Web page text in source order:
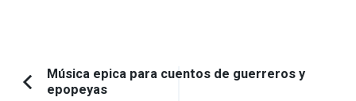
Navegación
Artículo
Música epica para cuentos de guerreros y
epopeyas